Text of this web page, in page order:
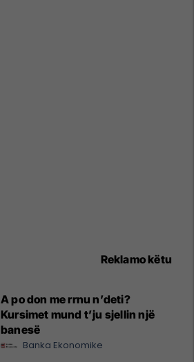
Reklamo këtu
A po don me rrnu n’deti?
Kursimet mund t’ju sjellin një
banesë
Banka Ekonomike